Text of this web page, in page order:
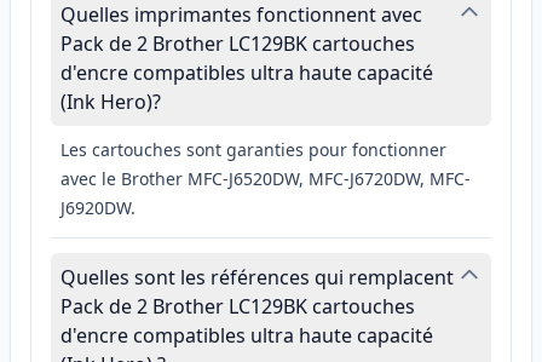
Quelles imprimantes fonctionnent avec
Pack de 2 Brother LC129BK cartouches
d'encre compatibles ultra haute capacité
(Ink Hero)?
Les cartouches sont garanties pour fonctionner
avec le Brother MFC-J6520DW, MFC-J6720DW, MFC-
J6920DW.
Quelles sont les références qui remplacent
Pack de 2 Brother LC129BK cartouches
d'encre compatibles ultra haute capacité